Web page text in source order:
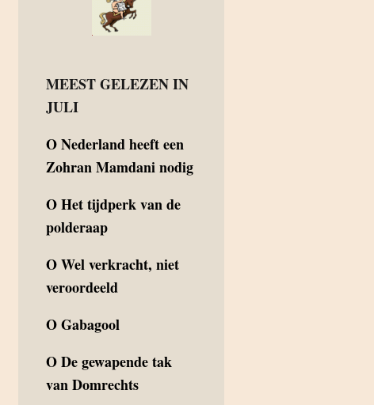
MEEST GELEZEN IN
JULI
ONederland heeft een
Zohran Mamdani nodig
OHet tijdperk van de
polderaap
OWel verkracht, niet
veroordeeld
OGabagool
ODe gewapende tak
van Domrechts